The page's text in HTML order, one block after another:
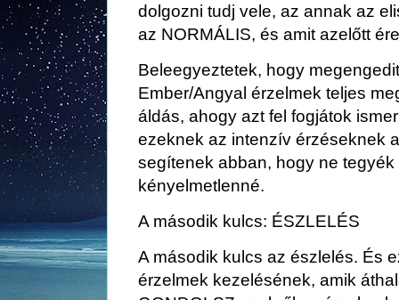
dolgozni tudj vele, az annak az
az NORMÁLIS, és amit azelőtt
Beleegyeztetek, hogy
Ember/Angyal érzelmek teljes
áldás, ahogy azt fel fogjátok
ezeknek az intenzív érzéseknek
segítenek abban, hogy ne tegyék
kényelmetlenné.
A második kulcs: ÉSZLELÉS
A második kulcs az észlelés. És
érzelmek kezelésének, amik